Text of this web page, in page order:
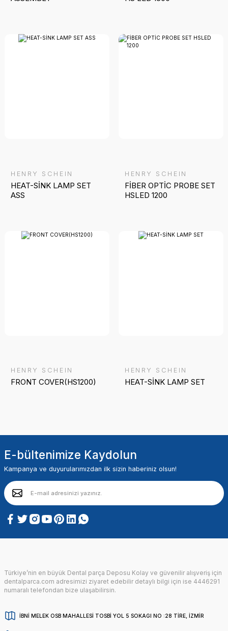
HENRY SCHEIN
HEAT-SİNK LAMP SET
ASS
HENRY SCHEIN
FİBER OPTİC PROBE SET
HSLED 1200
HENRY SCHEIN
FRONT COVER(HS1200)
HENRY SCHEIN
HEAT-SİNK LAMP SET
E-bültenimize Kaydolun
Kampanya ve duyurularımızdan ilk sizin haberiniz olsun!
Türkiye’nin en büyük Dental parça Deposu Kolay ve güvenilir alışveriş için
dentalparca.com adresimizi ziyaret edebilir detaylı bilgi için ise 4446291
numaralı telefondan bize ulaşabilirsin.
İBNİ MELEK OSB MAHALLESİ TOSBİ YOL 5 SOKAGI NO :28 TİRE, İZMİR